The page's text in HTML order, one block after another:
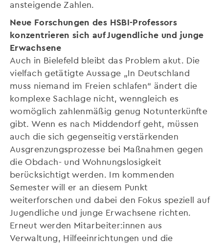
ansteigende Zahlen.
Neue Forschungen des HSBI-Professors
konzentrieren sich auf Jugendliche und junge
Erwachsene
Auch in Bielefeld bleibt das Problem akut. Die
vielfach getätigte Aussage „In Deutschland
muss niemand im Freien schlafen“ ändert die
komplexe Sachlage nicht, wenngleich es
womöglich zahlenmäßig genug Notunterkünfte
gibt. Wenn es nach Middendorf geht, müssen
auch die sich gegenseitig verstärkenden
Ausgrenzungsprozesse bei Maßnahmen gegen
die Obdach- und Wohnungslosigkeit
berücksichtigt werden. Im kommenden
Semester will er an diesem Punkt
weiterforschen und dabei den Fokus speziell auf
Jugendliche und junge Erwachsene richten.
Erneut werden Mitarbeiter:innen aus
Verwaltung, Hilfeeinrichtungen und die